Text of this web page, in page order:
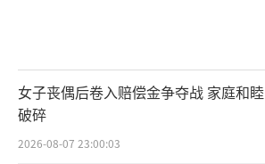
女子丧偶后卷入赔偿金争夺战 家庭和睦
破碎
2026-08-07 23:00:03